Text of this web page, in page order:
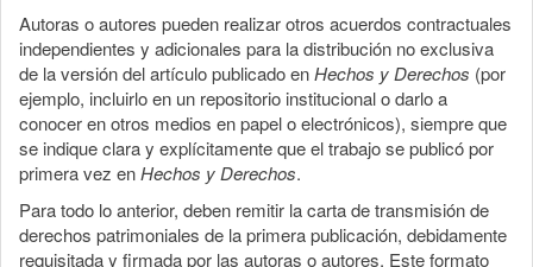
Autoras o autores pueden realizar otros acuerdos contractuales
independientes y adicionales para la distribución no exclusiva
de la versión del artículo publicado enHechos y Derechos (por
ejemplo, incluirlo en un repositorio institucional o darlo a
conocer en otros medios en papel o electrónicos), siempre que
se indique clara y explícitamente que el trabajo se publicó por
primera vez enHechos y Derechos.
Para todo lo anterior, deben remitir la carta de transmisión de
derechos patrimoniales de la primera publicación, debidamente
requisitada y firmada por las autoras o autores. Este formato